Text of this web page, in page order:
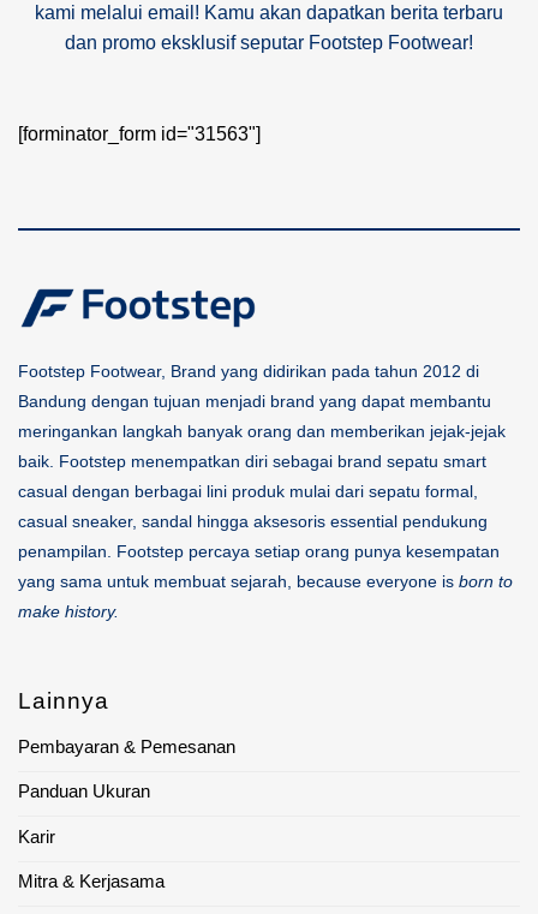
kami melalui email! Kamu akan dapatkan berita terbaru
dan promo eksklusif seputar Footstep Footwear!
[forminator_form id="31563"]
Footstep Footwear, Brand yang didirikan pada tahun 2012 di
Bandung dengan tujuan menjadi brand yang dapat membantu
meringankan langkah banyak orang dan memberikan jejak-jejak
baik. Footstep menempatkan diri sebagai brand sepatu smart
casual dengan berbagai lini produk mulai dari sepatu formal,
casual sneaker, sandal hingga aksesoris essential pendukung
penampilan. Footstep percaya setiap orang punya kesempatan
yang sama untuk membuat sejarah, because everyone is born to
make history.
Lainnya
Pembayaran & Pemesanan
Panduan Ukuran
Karir
Mitra & Kerjasama